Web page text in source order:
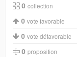
0 collection
0 vote favorable
0 vote défavorable
0 proposition